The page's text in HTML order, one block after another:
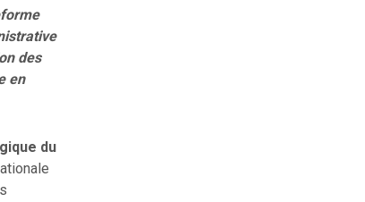
des
en
du